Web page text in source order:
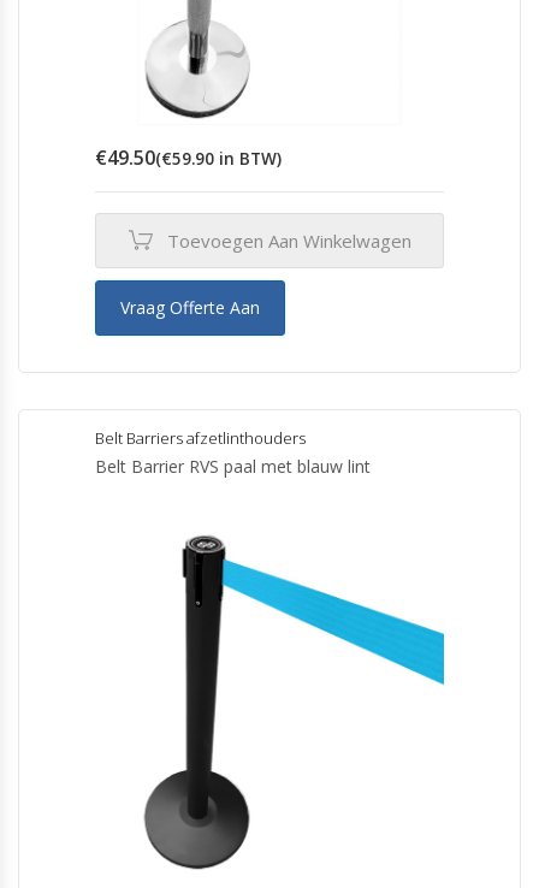
€49.50(€59.90 in BTW)
Toevoegen Aan Winkelwagen
Vraag Offerte Aan
Belt Barriers afzetlinthouders
Belt Barrier RVS paal met blauw lint